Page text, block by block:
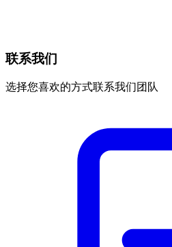
联系我们
选择您喜欢的方式联系我们团队